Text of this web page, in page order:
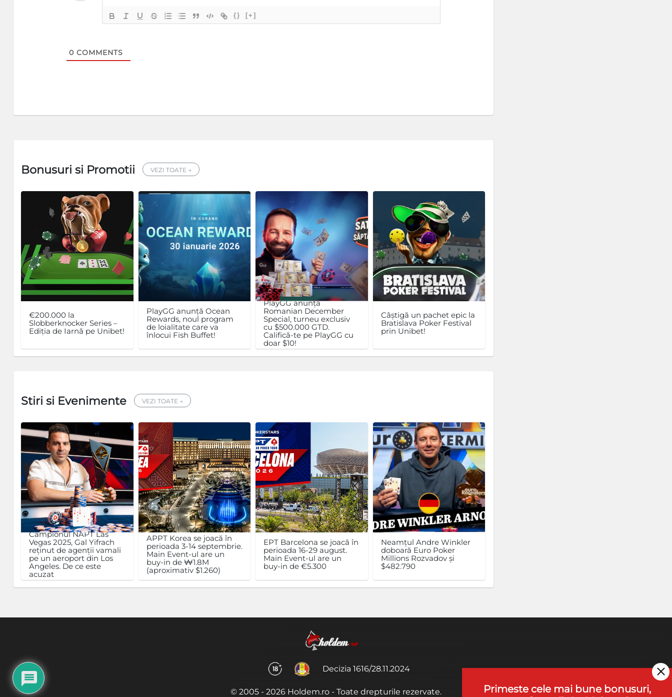
{} [+]
0 COMMENTS
Bonusuri si Promotii VEZI TOATE →
€200.000 la
Slobberknocker Series –
Ediția de Iarnă pe Unibet!
PlayGG anunță Ocean
Rewards, noul program
de loialitate care va
înlocui Fish Buffet!
PlayGG anunță
Romanian December
Special, turneu exclusiv
cu $500.000 GTD.
Califică-te pe PlayGG cu
doar $10!
Câștigă un pachet epic la
Bratislava Poker Festival
prin Unibet!
Stiri si Evenimente VEZI TOATE →
Campionul NAPT Las
Vegas 2025, Gal Yifrach
reținut de agenții vamali
pe un aeroport din Los
Angeles. De ce este
acuzat
APPT Korea se joacă în
perioada 3-14 septembrie.
Main Event-ul are un
buy-in de ₩1.8M
(aproximativ $1.260)
EPT Barcelona se joacă în
perioada 16-29 august.
Main Event-ul are un
buy-in de €5.300
Neamțul Andre Winkler
doboară Euro Poker
Millions Rozvadov și
$482.790
Decizia 1616/28.11.2024
© 2005 - 2026 Holdem.ro - Toate drepturile rezervate.
Primeste cele mai bune bonusuri,